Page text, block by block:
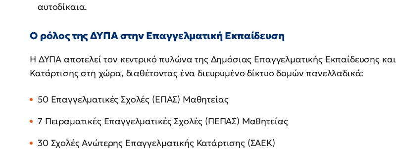
αυτοδίκαια.
Ο ρόλος της ΔΥΠΑ στην Επαγγελματική Εκπαίδευση
Η ΔΥΠΑ αποτελεί τον κεντρικό πυλώνα της Δημόσιας Επαγγελματικής Εκπαίδευσης και
Κατάρτισης στη χώρα, διαθέτοντας ένα διευρυμένο δίκτυο δομών πανελλαδικά:
50 Επαγγελματικές Σχολές (ΕΠΑΣ) Μαθητείας
7 Πειραματικές Επαγγελματικές Σχολές (ΠΕΠΑΣ) Μαθητείας
30 Σχολές Ανώτερης Επαγγελματικής Κατάρτισης (ΣΑΕΚ)